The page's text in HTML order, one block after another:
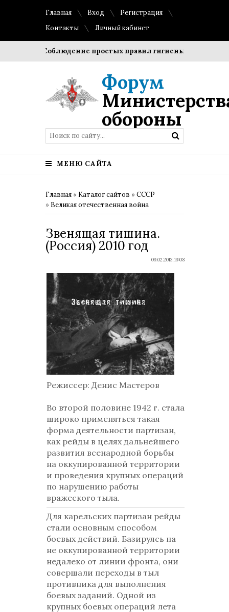
Главная Вход
Регистрация
Контакты
Личный кабинет
Соблюдение простых правил гигиены помогает
Форум
обороны
МЕНЮ САЙТА
Главная » Каталог сайтов »СССР
» Великая отечественная война
Звенящая тишина.
(Россия) 2010 год
09.02.2013, 19:08
Режиссер: Денис Мастеров
Во второй половине 1942 г. стала
широко применяться такая
форма деятельности партизан,
как рейды в целях дальнейшего
развития всенародной борьбы
на оккупированной территории
и проведения крупных операций
по нарушению работы
вражеского тыла.
Для карельских партизан рейды
стали основным способом
боевых действий. Базируясь на
не оккупированной территории
недалеко от линии фронта, они
совершали переходы в тыл
противника для выполнения
боевых заданий. Одной из
крупных боевых операций лета